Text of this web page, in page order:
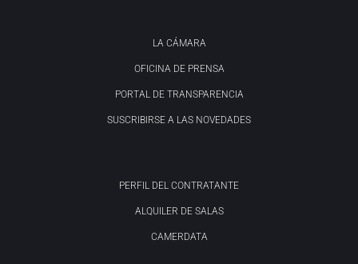
LA CÁMARA
OFICINA DE PRENSA
PORTAL DE TRANSPARENCIA
SUSCRIBIRSE A LAS NOVEDADES
PERFIL DEL CONTRATANTE
ALQUILER DE SALAS
CAMERDATA